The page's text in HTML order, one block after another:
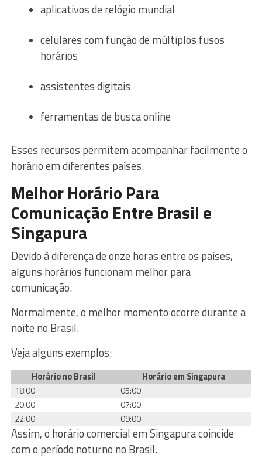
aplicativos de relógio mundial
celulares com função de múltiplos fusos
horários
assistentes digitais
ferramentas de busca online
Esses recursos permitem acompanhar facilmente o
horário em diferentes países.
Melhor Horário Para
Comunicação Entre Brasil e
Singapura
Devido à diferença de onze horas entre os países,
alguns horários funcionam melhor para
comunicação.
Normalmente, o melhor momento ocorre durante a
noite no Brasil.
Veja alguns exemplos:
Horário no Brasil
Horário em Singapura
18:00
05:00
20:00
07:00
22:00
09:00
Assim, o horário comercial em Singapura coincide
com o período noturno no Brasil.